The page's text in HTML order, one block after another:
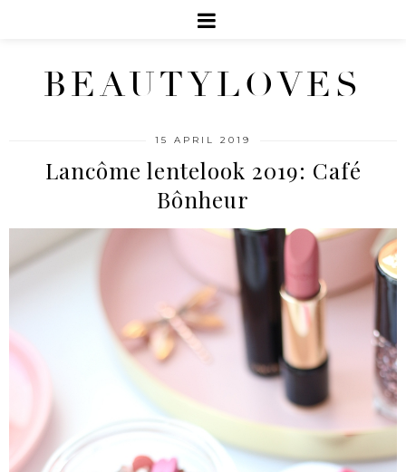
BEAUTYLOVES
15 APRIL 2019
Lancôme lentelook 2019: Café
Bônheur